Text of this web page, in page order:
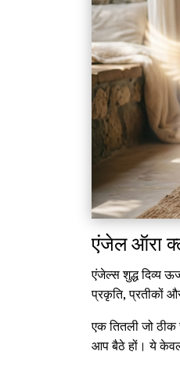
एंजेल ऑरा
एंजेल्स शुद्ध दिव्य
प्रकृति, प्रतीकों
एक तितली जो
आप बैठे हों। ये केवल